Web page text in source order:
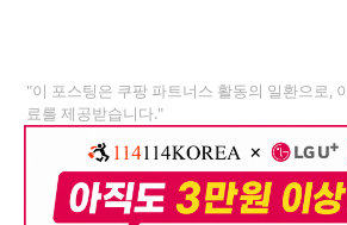
"이 포스팅은 쿠팡 파트너스 활동의 일환으로,
료를 제공받습니다."